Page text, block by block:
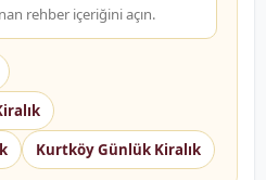
rehber içeriğini açın.
Kurtköy Günlük Kiralık